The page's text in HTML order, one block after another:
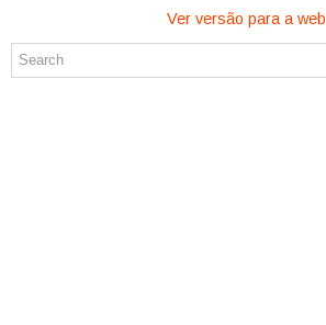
Ver versão para a web